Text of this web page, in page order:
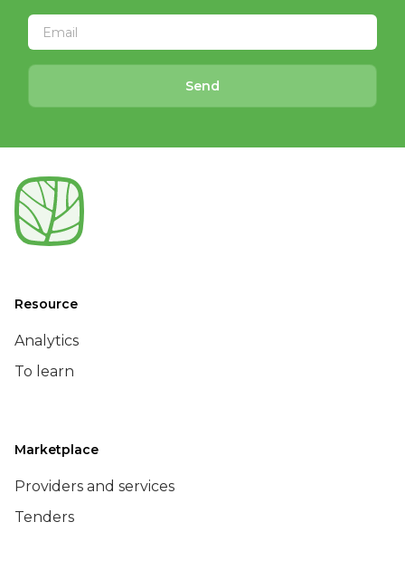
Send
Resource
Analytics
To learn
Marketplace
Providers and services
Tenders